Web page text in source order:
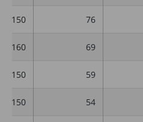
76
150
69
160
59
150
54
150